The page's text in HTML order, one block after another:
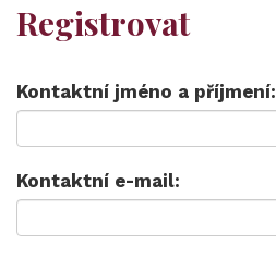
Registrovat
Kontaktní jméno a příjmení:
Kontaktní e-mail: